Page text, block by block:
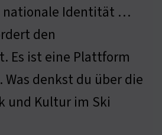
nationale Identität …
den
Es ist eine Plattform
denkst du über die
und Kultur im Ski